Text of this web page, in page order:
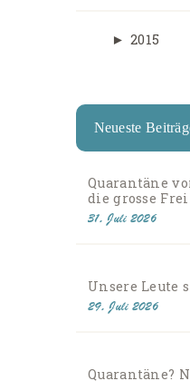
► 2015
Neueste
Quarantäne
die grosse
31. Juli 2026
Unsere Leute
29. Juli 2026
Quarantäne?